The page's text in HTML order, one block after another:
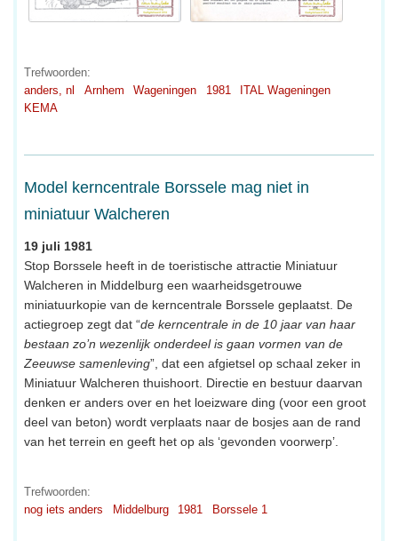
Trefwoorden:
anders, nl
Arnhem Wageningen 1981
ITAL Wageningen
KEMA
Model kerncentrale Borssele mag niet in
miniatuur Walcheren
19 juli 1981
Stop Borssele heeft in de toeristische attractie Miniatuur
Walcheren in Middelburg een waarheidsgetrouwe
miniatuurkopie van de kerncentrale Borssele geplaatst. De
actiegroep zegt dat “de kerncentrale in de 10 jaar van haar
bestaan zo’n wezenlijk onderdeel is gaan vormen van de
Zeeuwse samenleving”, dat een afgietsel op schaal zeker in
Miniatuur Walcheren thuishoort. Directie en bestuur daarvan
denken er anders over en het loeizware ding (voor een groot
deel van beton) wordt verplaats naar de bosjes aan de rand
van het terrein en geeft het op als ‘gevonden voorwerp’.
Trefwoorden:
nog iets anders
Middelburg 1981 Borssele 1